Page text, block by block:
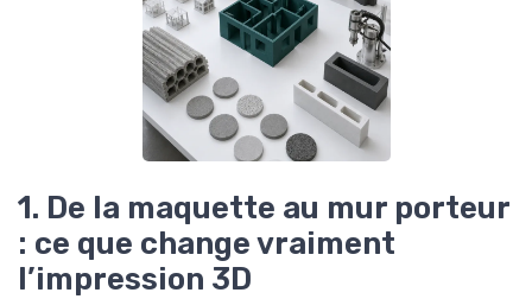
1. De la maquette au mur porteur
: ce que change vraiment
l’impression 3D